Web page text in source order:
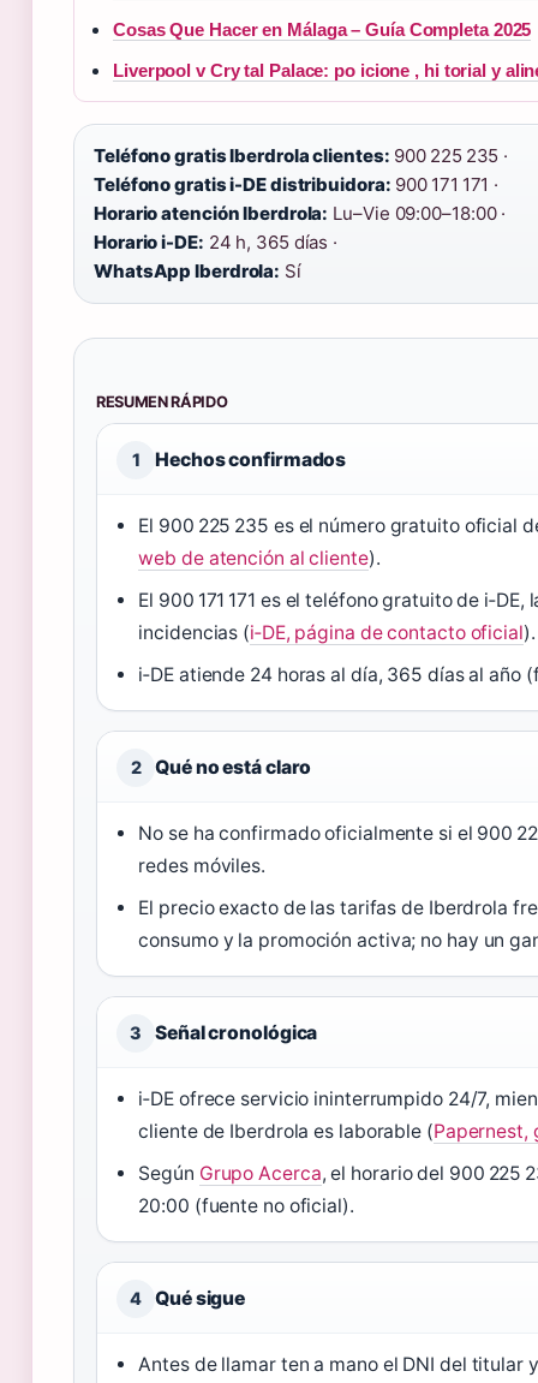
Cosas Que Hacer en Málaga – Guía Completa 2025
Liverpool v Cry tal Palace: po icione , hi torial y
Teléfono gratis Iberdrola clientes: 900 225 235 ·
Teléfono gratis i-DE distribuidora: 900 171 171 ·
Horario atención Iberdrola: Lu–Vie 09:00–18:00 ·
Horario i-DE: 24 h, 365 días ·
WhatsApp Iberdrola: Sí
RESUMEN RÁPIDO
1 Hechos confirmados
El 900 225 235 es el número gratuito oficial
web de atención al cliente).
El 900 171 171 es el teléfono gratuito de
incidencias (i‑DE, página de contacto oficial).
i‑DE atiende 24 horas al día, 365 días al año
2 Qué no está claro
No se ha confirmado oficialmente si el 900
redes móviles.
El precio exacto de las tarifas de Iberdrola
consumo y la promoción activa; no hay un
3 Señal cronológica
i‑DE ofrece servicio ininterrumpido 24/7,
cliente de Iberdrola es laborable (Papernest,
Según Grupo Acerca, el horario del 900 225
20:00 (fuente no oficial).
4 Qué sigue
Antes de llamar ten a mano el DNI del titular